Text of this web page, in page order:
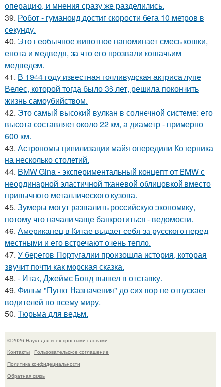
операцию, и мнения сразу же разделились.
39. Робот - гуманоид достиг скорости бега 10 метров в
секунду.
40. Это необычное животное напоминает смесь кошки,
енота и медведя, за что его прозвали кошачьим
медведем.
41. В 1944 году известная голливудская актриса лупе
Велес, которой тогда было 36 лет, решила покончить
жизнь самоубийством.
42. Это самый высокий вулкан в солнечной системе: его
высота составляет около 22 км, а диаметр - примерно
600 км.
43. Астрономы цивилизации майя опередили Коперника
на несколько столетий.
44. BMW Gina - экспериментальный концепт от BMW с
неординарной эластичной тканевой облицовкой вместо
привычного металлического кузова.
45. Зумеры могут развалить российскую экономику,
потому что начали чаще банкротиться - ведомости.
46. Американец в Китае выдает себя за русского перед
местными и его встречают очень тепло.
47. У берегов Португалии произошла история, которая
звучит почти как морская сказка.
48. - Итак, Джеймс Бонд вышел в отставку.
49. Фильм "Пункт Назначения" до сих пор не отпускает
водителей по всему миру.
50. Тюрьма для ведьм.
© 2026 Наука для всех простыми словами
Контакты
Пользовательское соглашение
Политика конфидециальности
Обратная связь